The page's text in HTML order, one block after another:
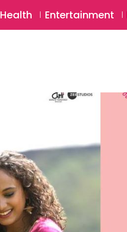
Health Entertainment